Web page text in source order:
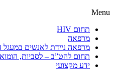
Menu
תחום HIV
מרפאה
מרפאה ניידת לאנשים במעגל
תחום להט”ב – לסביות,
ידע מקצועי